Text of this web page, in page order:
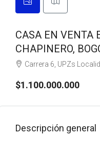
CASA EN VENTA
CHAPINERO,
Carrera 6, UPZs Localidad Chapinero, Localidad
$1.100.000.000
Descripción general